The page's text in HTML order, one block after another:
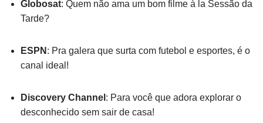
Globosat: Quem não ama um bom filme à la Sessão da
Tarde?
ESPN : Pra galera que surta com futebol e esportes, é o
canal ideal!
Discovery Channel : Para você que adora explorar o
desconhecido sem sair de casa!